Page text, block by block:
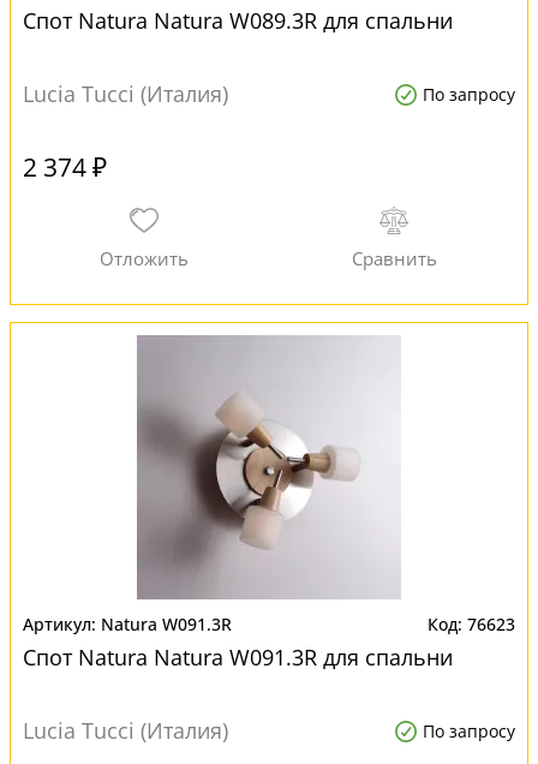
Спот Natura Natura W089.3R для спальни
Lucia Tucci (Италия) По запросу
2 374 ₽
Natura W091.3R 76623
Спот Natura Natura W091.3R для спальни
Lucia Tucci (Италия) По запросу